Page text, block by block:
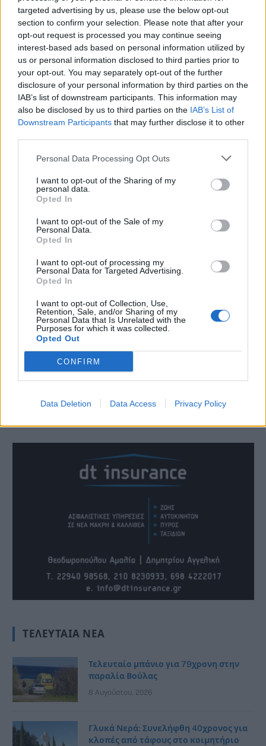
targeted advertising by us, please use the below opt-out
section to confirm your selection. Please note that after your
opt-out request is processed you may continue seeing
interest-based ads based on personal information utilized by
us or personal information disclosed to third parties prior to
your opt-out. You may separately opt-out of the further
disclosure of your personal information by third parties on the
IAB’s list of downstream participants. This information may
also be disclosed by us to third parties on the IAB’s List of
Downstream Participants that may further disclose it to other
Personal Data Processing Opt Outs
I want to opt-out of the Sharing of my
personal data.
Opted In
I want to opt-out of the Sale of my
Personal Data.
Opted In
I want to opt-out of processing my
Personal Data for Targeted Advertising.
Opted In
I want to opt-out of Collection, Use,
Retention, Sale, and/or Sharing of my
Personal Data that Is Unrelated with the
Purposes for which it was collected.
Opted Out
CONFIRM
Data Deletion Data Access Privacy Policy
πραγματοποιηθούν κανονικά.
Ο Δήμος παρακαλεί τους κατοίκους της πόλης
να φροντίσουν ώστε τις ημέρες, που δεν θα
πραγματοποιηθεί αποκομιδή, να μην αφήνουν
απορρίμματα έξω από τα σπίτια τους. Επίσης, από
τη Μεγάλη Πέμπτη έως και την Τρίτη του Πάσχα, να
μην αφήσουν στα πεζοδρόμια και στους
αντικείμενα.
Η Αντιδήμαρχος Καθαριότητας, Βίκυ Κακαμπούκη
και το προσωπικό της Υπηρεσίας Καθαριότητας, σας
εύχονται Καλή Ανάσταση και Καλό Πάσχα!
ΤΕΛΕΥΤΑΊΑ ΝΈΑ
Τελευταίο μπάνιο για 79χρονη στην
παραλία Βούλας
8 Αυγούστου, 2026
Γλυκά Νερά: Συνελήφθη 40χρονος για
κλοπές από τάφους στο κοιμητήριο